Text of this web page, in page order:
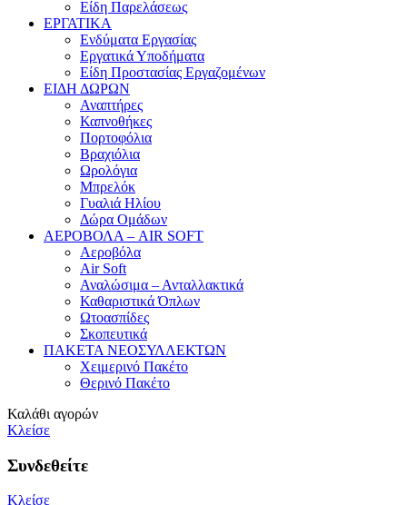
Είδη Παρελάσεως
ΕΡΓΑΤΙΚΑ
Ενδύματα Εργασίας
Εργατικά Υποδήματα
Είδη Προστασίας Εργαζομένων
ΕΙΔΗ ΔΩΡΩΝ
Αναπτήρες
Καπνοθήκες
Πορτοφόλια
Βραχιόλια
Ωρολόγια
Μπρελόκ
Γυαλιά Ηλίου
Δώρα Ομάδων
ΑΕΡΟΒΟΛΑ – AIR SOFT
Αεροβόλα
Air Soft
Αναλώσιμα – Ανταλλακτικά
Καθαριστικά Όπλων
Ωτοασπίδες
Σκοπευτικά
ΠΑΚΕΤΑ ΝΕΟΣΥΛΛΕΚΤΩΝ
Χειμερινό Πακέτο
Θερινό Πακέτο
Καλάθι αγορών
Κλείσε
Συνδεθείτε
Κλείσε